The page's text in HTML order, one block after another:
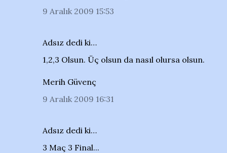
9 Aralık 2009 15:53
Adsız dedi ki…
1,2,3 Olsun. Üç olsun da nasıl olursa olsun.
Merih Güvenç
9 Aralık 2009 16:31
Adsız dedi ki…
3 Maç 3 Final...